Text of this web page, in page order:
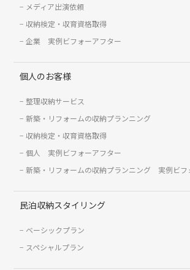
メディア出演依頼
収納検定・収育資格取得
企業 実例ビフォーアフター
個人のお客様
整理収納サービス
新築・リフォームの収納プランニング
収納検定・収育資格取得
個人 実例ビフォーアフター
新築・リフォームの収納プランニング 実例ビフ
民泊収納スタイリング
ベーシックプラン
スペシャルプラン